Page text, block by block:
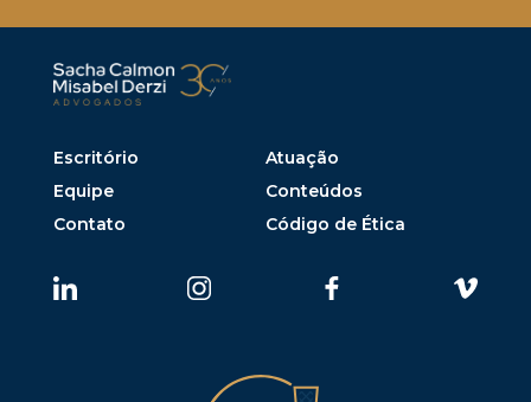
Escritório
Atuação
Equipe
Conteúdos
Contato
Código de Ética